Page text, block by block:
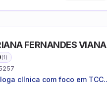
FERNANDES VIANA
(1)
clínica com foco em TCC,